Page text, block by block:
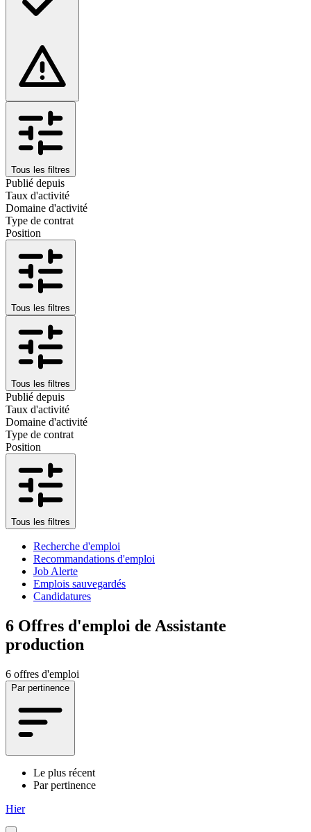
Tous les filtres
Publié depuis
Taux d'activité
Domaine d'activité
Type de contrat
Position
Tous les filtres
Tous les filtres
Publié depuis
Taux d'activité
Domaine d'activité
Type de contrat
Position
Tous les filtres
Recherche d'emploi
Recommandations d'emploi
Job Alerte
Emplois sauvegardés
Candidatures
6 Offres d'emploi de Assistante
production
6 offres d'emploi
Par pertinence
Le plus récent
Par pertinence
Hier